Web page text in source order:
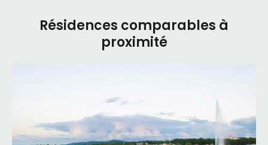
Résidences comparables à
proximité